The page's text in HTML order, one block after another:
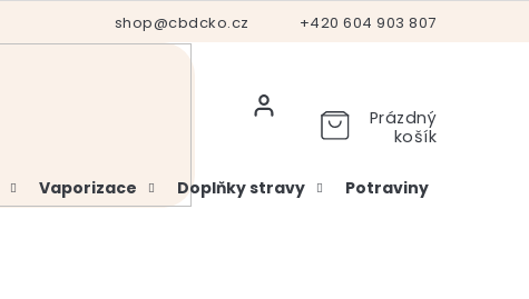
+420 604 903 807
shop@cbdcko.cz
Hodnocení obchodu Vrácení a reklamace
Prázdný
košík
Vaporizace Doplňky stravy Potraviny